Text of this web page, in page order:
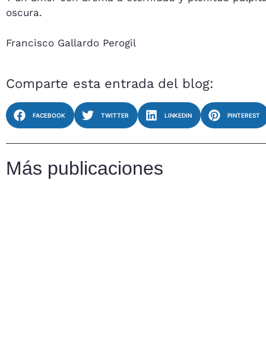
oscura.
Francisco Gallardo Perogil
Comparte esta entrada del blog:
FACEBOOK TWITTER LINKEDIN PINTEREST
Más publicaciones